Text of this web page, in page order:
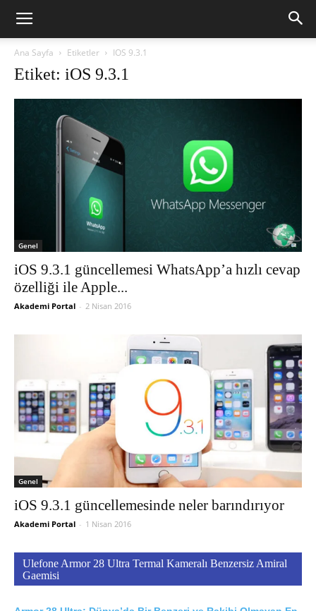
Ana Sayfa Etiketler IOS 9.3.1
Etiket: iOS 9.3.1
Genel
iOS 9.3.1 güncellemesi WhatsApp’a hızlı cevap
özelliği ile Apple...
Akademi Portal - 2 Nisan 2016
Genel
iOS 9.3.1 güncellemesinde neler barındırıyor
Akademi Portal - 1 Nisan 2016
Ulefone Armor 28 Ultra Termal Kameralı Benzersiz Amiral
Gaemisi